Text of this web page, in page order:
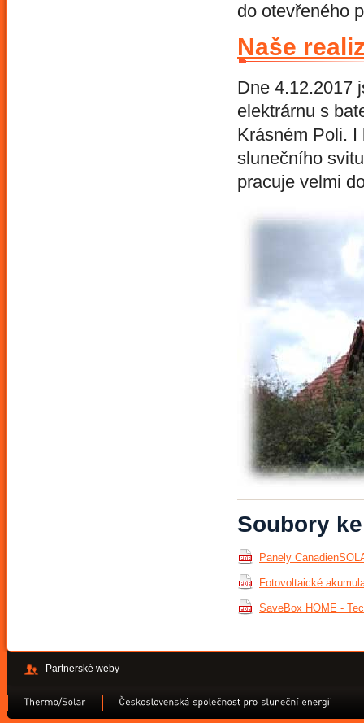
do otevřeného
Naše
Dne 4.12.2017
elektrárnu s
Krásném Poli.
slunečního
pracuje velmi
Soubory
Panely
Fotovoltaické
SaveBox HOME -
Partnerské weby